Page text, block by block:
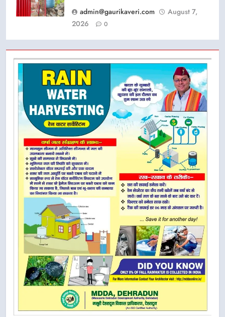
admin@gaurikaveri.com
August 7,
2026
0